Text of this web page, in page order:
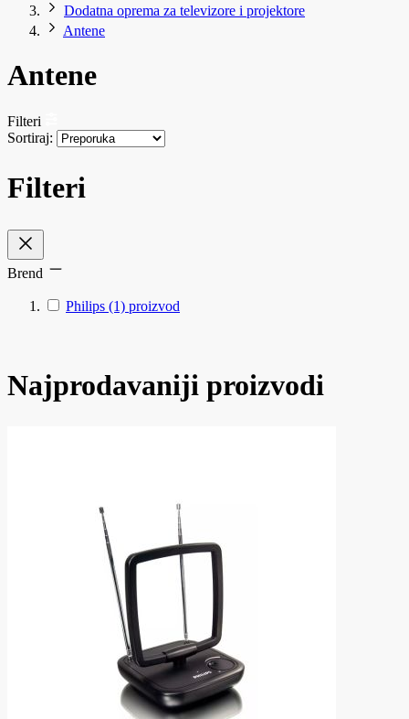
Dodatna oprema za televizore i projektore
Antene
Antene
Filteri
Sortiraj:
Filteri
Brend
Philips (1) proizvod
Najprodavaniji proizvodi